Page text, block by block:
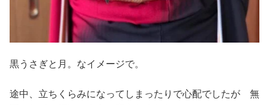
黒うさぎと月。なイメージで。
途中、立ちくらみになってしまったりで心配でしたが 無